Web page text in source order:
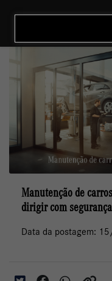
Manutenção de
dirigir com segurança
Data da postagem: